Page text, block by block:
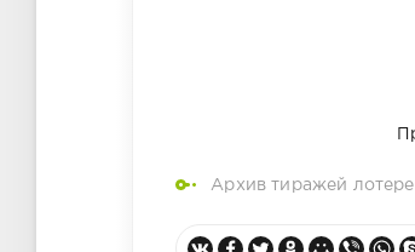
Архив тиражей